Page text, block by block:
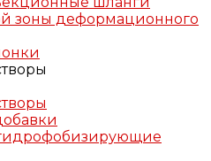
зоны деформационного